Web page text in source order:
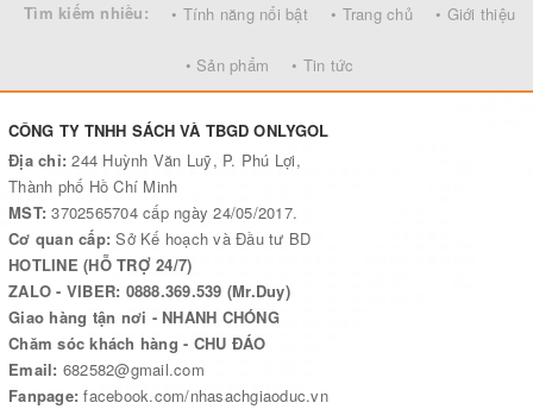
Tìm kiếm nhiều: • Tính năng nổi bật • Trang chủ • Giới thiệu
• Sản phẩm • Tin tức
CÔNG TY TNHH SÁCH VÀ TBGD ONLYGOL
Địa chỉ:244 Huỳnh Văn Luỹ, P. Phú Lợi,
Thành phố Hồ Chí Minh
MST:3702565704 cấp ngày 24/05/2017.
Cơ quan cấp:Sở Kế hoạch và Đầu tư BD
HOTLINE (HỖ TRỢ 24/7)
ZALO - VIBER: 0888.369.539 (Mr.Duy)
Giao hàng tận nơi - NHANH CHÓNG
Chăm sóc khách hàng - CHU ĐÁO
Email: 682582@gmail.com
Fanpage:facebook.com/nhasachgiaoduc.vn